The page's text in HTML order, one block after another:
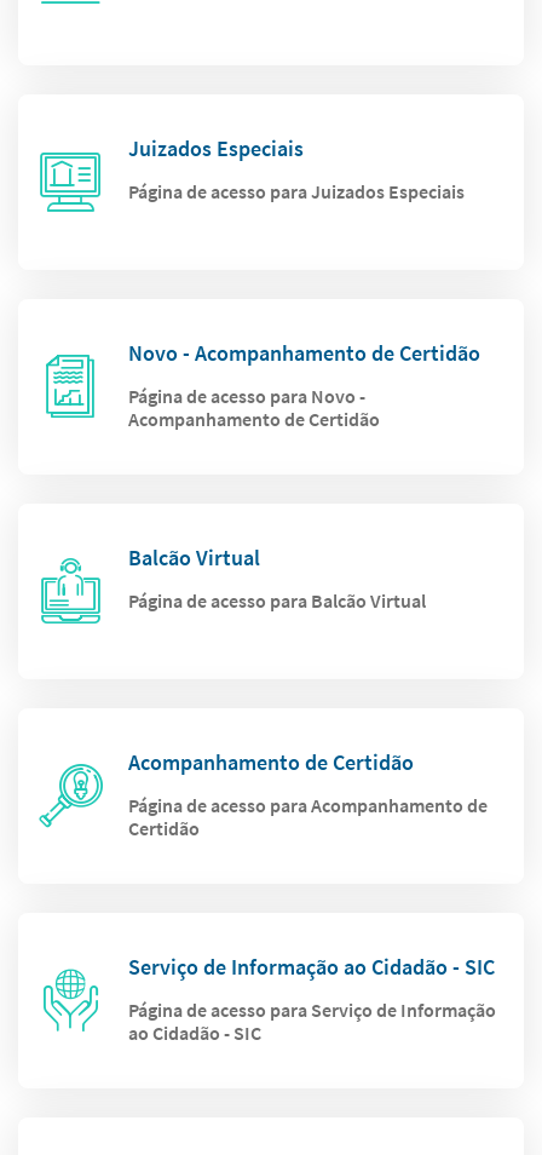
Juizados Especiais
Página de acesso para Juizados Especiais
Novo - Acompanhamento de Certidão
Página de acesso para Novo -
Acompanhamento de Certidão
Balcão Virtual
Página de acesso para Balcão Virtual
Acompanhamento de Certidão
Página de acesso para Acompanhamento de
Certidão
Serviço de Informação ao Cidadão - SIC
Página de acesso para Serviço de Informação
ao Cidadão - SIC